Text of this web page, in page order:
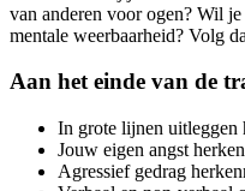
van anderen voor ogen? Wil
mentale weerbaarheid? Volg
Aan het einde van de
In grote lijnen uitleggen
Jouw eigen angst
Agressief gedrag